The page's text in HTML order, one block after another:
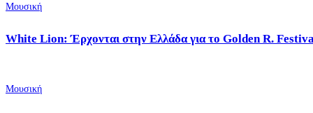
Μουσική
White Lion: Έρχονται στην Ελλάδα για το Golden R.
Μουσική